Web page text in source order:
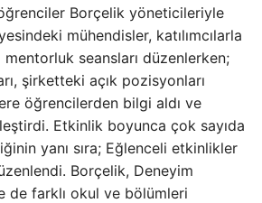
Borçelik yöneticileriyle
mühendisler, katılımcılarla
seansları düzenlerken;
şirketteki açık pozisyonları
öğrencilerden bilgi aldı ve
Etkinlik boyunca çok sayıda
yanı sıra; Eğlenceli etkinlikler
Borçelik, Deneyim
de farklı okul ve bölümleri